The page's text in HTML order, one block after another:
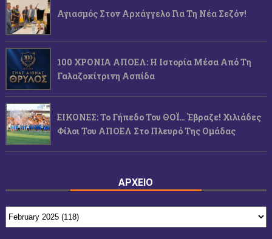
Αγιασμός Στον Αρχάγγελο Για Τη Νέα Σεζόν!
100 ΧΡΟΝΙΑ ΑΠΟΕΛ: Η Ιστορία Μέσα Από Τη
Γαλαζοκίτρινη Ασπίδα
ΕΙΚΟΝΕΣ: Το Γήπεδο Του ΘΟΪ… Έβραζε! Χιλιάδες
Φίλοι Του ΑΠΟΕΛ Στο Πλευρό Της Ομάδας
ΑΡΧΕΙΟ